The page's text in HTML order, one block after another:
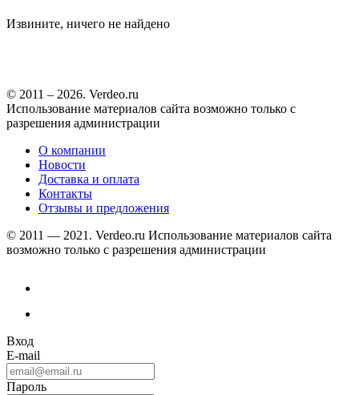
Извините, ничего не найдено
© 2011 – 2026. Verdeo.ru
Использование материалов сайта возможно только с
разрешения администрации
О компании
Новости
Доставка и оплата
Контакты
Отзывы и предложения
© 2011 — 2021. Verdeo.ru Использование материалов сайта
возможно только с разрешения администрации
Вход
E-mail
Пароль